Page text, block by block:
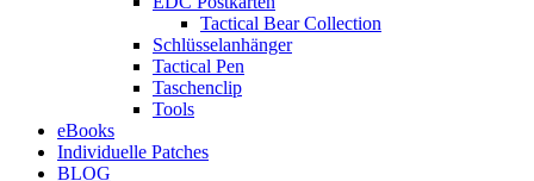
Tactical Bear Collection
Schlüsselanhänger
Tactical Pen
Taschenclip
Tools
eBooks
Individuelle Patches
BLOG